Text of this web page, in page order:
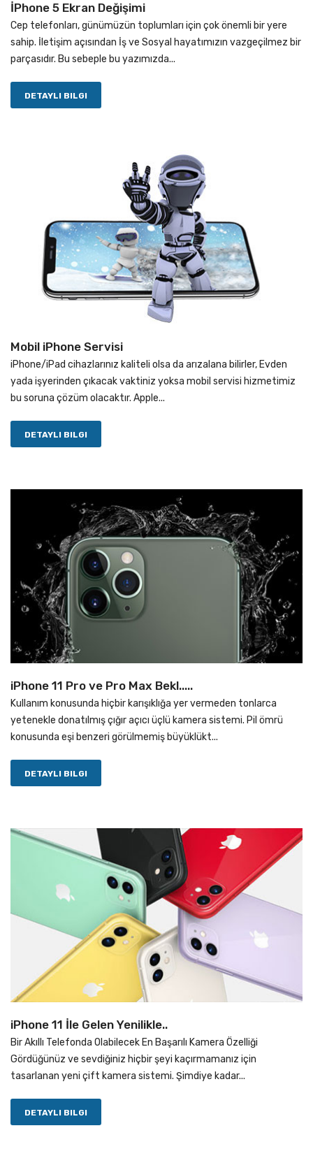
İPhone 5 Ekran Değişimi
Cep telefonları, günümüzün toplumları için çok önemli bir yere
sahip. İletişim açısından İş ve Sosyal hayatımızın vazgeçilmez bir
parçasıdır. Bu sebeple bu yazımızda...
DETAYLI BILGI
Mobil iPhone Servisi
iPhone/iPad cihazlarınız kaliteli olsa da arızalana bilirler, Evden
yada işyerinden çıkacak vaktiniz yoksa mobil servisi hizmetimiz
bu soruna çözüm olacaktır. Apple...
DETAYLI BILGI
iPhone 11 Pro ve Pro Max Bekl.....
Kullanım konusunda hiçbir karışıklığa yer vermeden tonlarca
yetenekle donatılmış çığır açıcı üçlü kamera sistemi. Pil ömrü
konusunda eşi benzeri görülmemiş büyüklükt...
DETAYLI BILGI
iPhone 11 İle Gelen Yenilikle..
Bir Akıllı Telefonda Olabilecek En Başarılı Kamera Özelliği
Gördüğünüz ve sevdiğiniz hiçbir şeyi kaçırmamanız için
tasarlanan yeni çift kamera sistemi. Şimdiye kadar...
DETAYLI BILGI